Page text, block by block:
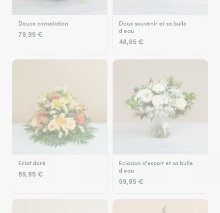
Douce consolation
79,95 €
Doux souvenir et sa bulle
d'eau
48,95 €
Eclat doré
89,95 €
Eclosion d'espoir et sa bulle
d'eau
59,95 €